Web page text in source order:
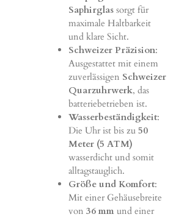
Saphirglassorgt für
maximale Haltbarkeit
und klare Sicht.
Schweizer Präzision:
Ausgestattet mit einem
zuverlässigen Schweizer
Quarzuhrwerk, das
batteriebetrieben ist.
Wasserbeständigkeit:
Die Uhr ist bis zu 50
Meter (5 ATM)
wasserdicht und somit
alltagstauglich.
Größe und Komfort:
Mit einer Gehäusebreite
von 36 mmund einer